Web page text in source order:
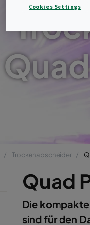
Trockenabscheider
Quad
Die
sind für den
Cookies Settings